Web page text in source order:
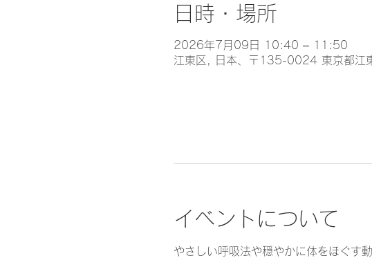
日時・場所
2026年7月09日 10:40 – 11:50
江東区, 日本、〒135-0024 東京都江
イベントについて
やさしい呼吸法や穏やかに体をほぐす